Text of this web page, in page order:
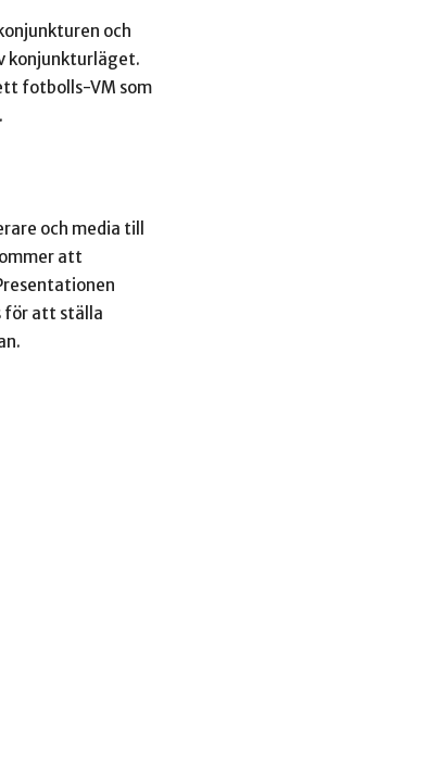
och
konjunkturläget.
fotbolls-VM som
och media till
att
för att ställa